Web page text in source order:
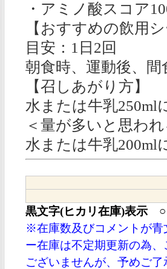
・アミノ酸スコア
【おすすめの飲用
目安：1日2回
朝食時、運動後、
【召しあがり方】
水または牛乳250ml
＜量が多いと思わ
水または牛乳200ml
黒文字(ヒカリ在庫)表示
※在庫数及びコメントが青
ー在庫は不定期更新の為
ございませんが、予めご